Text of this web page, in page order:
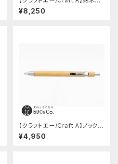
ャープペンシル2 / グミ
¥8,250
【クラフトエー/Craft A】ノック消
しゴム (メープル）
¥4,950